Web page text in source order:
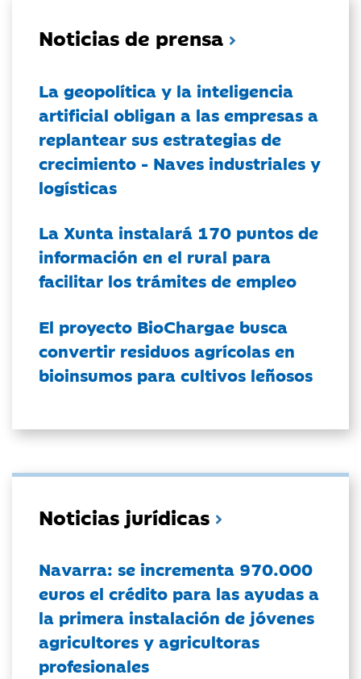
Noticias de prensa
La geopolítica y la inteligencia
artificial obligan a las empresas a
replantear sus estrategias de
crecimiento - Naves industriales y
logísticas
La Xunta instalará 170 puntos de
información en el rural para
facilitar los trámites de empleo
El proyecto BioChargae busca
convertir residuos agrícolas en
bioinsumos para cultivos leñosos
Noticias jurídicas
Navarra: se incrementa 970.000
euros el crédito para las ayudas a
la primera instalación de jóvenes
agricultores y agricultoras
profesionales